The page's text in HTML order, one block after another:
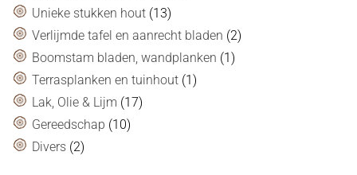
Unieke stukken hout (13)
Verlijmde tafel en aanrecht bladen (2)
Boomstam bladen, wandplanken (1)
Terrasplanken en tuinhout (1)
Lak, Olie & Lijm (17)
Gereedschap (10)
Divers (2)